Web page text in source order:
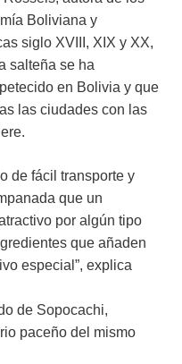
Boliviana y
siglo XVIII, XIX y XX,
salteña se ha
en Bolivia y que
las ciudades con las
de fácil transporte y
que un
por algún tipo
que añaden
especial”, explica
de Sopocachi,
paceño del mismo